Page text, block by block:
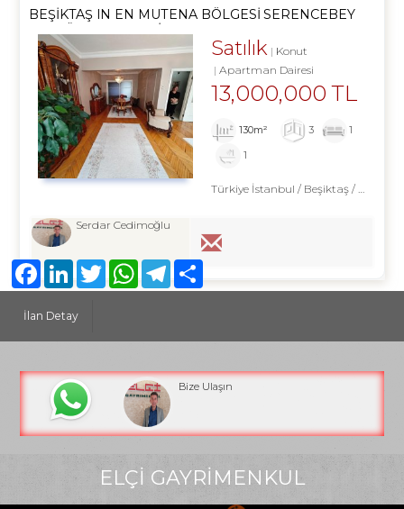
BEŞIKTAŞ IN EN MUTENA BÖLGESI SERENCEBEY
DE MÜKEMMEL DAIRE
Satılık
Konut
Apartman Dairesi
13,000,000 TL
130m² 3
1
1
Türkiye İstanbul / Beşiktaş/ Abbasağa
Serdar Cedimoğlu
İlan Detay
Bize Ulaşın
FacebookLinkedInTwitter WhatsAppTelegram
ELÇİ GAYRİMENKUL